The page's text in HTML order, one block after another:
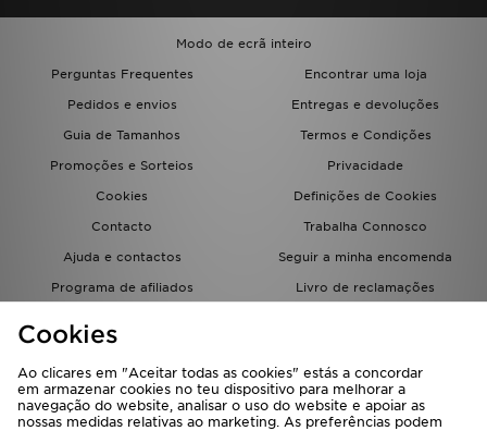
Modo de ecrã inteiro
Perguntas Frequentes
Encontrar uma loja
Pedidos e envios
Entregas e devoluções
Guia de Tamanhos
Termos e Condições
Promoções e Sorteios
Privacidade
Cookies
Definições de Cookies
Contacto
Trabalha Connosco
Ajuda e contactos
Seguir a minha encomenda
Programa de afiliados
Livro de reclamações
Cookies
Ao clicares em "Aceitar todas as cookies" estás a concordar
em armazenar cookies no teu dispositivo para melhorar a
navegação do website, analisar o uso do website e apoiar as
nossas medidas relativas ao marketing. As preferências podem